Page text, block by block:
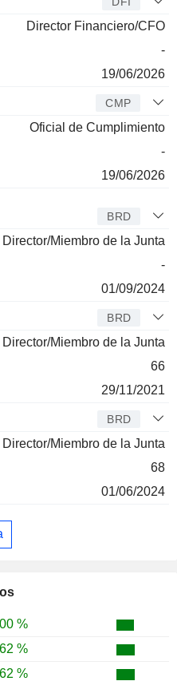
%
%
%
Director Financiero/CFO
-
19/06/2026
CMP
Oficial de Cumplimiento
-
19/06/2026
BRD
Director/Miembro de la Junta
-
01/09/2024
BRD
Director/Miembro de la Junta
66
29/11/2021
BRD
Director/Miembro de la Junta
68
01/06/2024